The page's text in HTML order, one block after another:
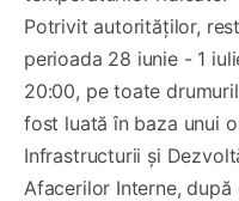
Potrivit autorităților,
perioada 28 iunie - 1
20:00, pe toate
fost luată în baza unui
Infrastructurii și
Afacerilor Interne,